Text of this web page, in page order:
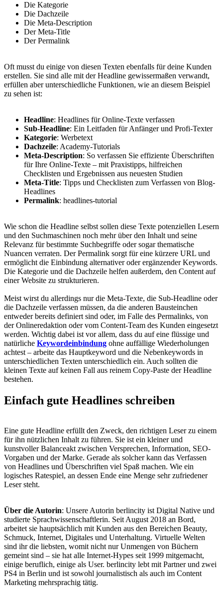
Die Kategorie
Die Dachzeile
Die Meta-Description
Der Meta-Title
Der Permalink
Oft musst du einige von diesen Texten ebenfalls für deine Kunden
erstellen. Sie sind alle mit der Headline gewissermaßen verwandt,
erfüllen aber unterschiedliche Funktionen, wie an diesem Beispiel
zu sehen ist:
Headline: Headlines für Online-Texte verfassen
Sub-Headline: Ein Leitfaden für Anfänger und Profi-Texter
Kategorie: Werbetext
Dachzeile: Academy-Tutorials
Meta-Description: So verfassen Sie effiziente Überschriften
für Ihre Online-Texte – mit Praxistipps, hilfreichen
Checklisten und Ergebnissen aus neuesten Studien
Meta-Title: Tipps und Checklisten zum Verfassen von Blog-
Headlines
Permalink: headlines-tutorial
Wie schon die Headline selbst sollen diese Texte potenziellen Lesern
und den Suchmaschinen noch mehr über den Inhalt und seine
Relevanz für bestimmte Suchbegriffe oder sogar thematische
Nuancen verraten. Der Permalink sorgt für eine kürzere URL und
ermöglicht die Einbindung alternativer oder ergänzender Keywords.
Die Kategorie und die Dachzeile helfen außerdem, den Content auf
einer Website zu strukturieren.
Meist wirst du allerdings nur die Meta-Texte, die Sub-Headline oder
die Dachzeile verfassen müssen, da die anderen Bausteinchen
entweder bereits definiert sind oder, im Falle des Permalinks, von
der Onlineredaktion oder vom Content-Team des Kunden eingesetzt
werden. Wichtig dabei ist vor allem, dass du auf eine flüssige und
natürliche Keywordeinbindung ohne auffällige Wiederholungen
achtest – arbeite das Hauptkeyword und die Nebenkeywords in
unterschiedlichen Texten unterschiedlich ein. Auch sollten die
kleinen Texte auf keinen Fall aus reinem Copy-Paste der Headline
bestehen.
Einfach gute Headlines schreiben
Eine gute Headline erfüllt den Zweck, den richtigen Leser zu einem
für ihn nützlichen Inhalt zu führen. Sie ist ein kleiner und
kunstvoller Balanceakt zwischen Versprechen, Information, SEO-
Vorgaben und der Marke. Gerade als solcher kann das Verfassen
von Headlines und Überschriften viel Spaß machen. Wie ein
logisches Ratespiel, an dessen Ende eine Menge sehr zufriedener
Leser steht.
Über die Autorin: Unsere Autorin berlincity ist Digital Native und
studierte Sprachwissenschaftlerin. Seit August 2018 an Bord,
arbeitet sie hauptsächlich mit Kunden aus den Bereichen Beauty,
Schmuck, Internet, Digitales und Unterhaltung. Virtuelle Welten
sind ihr die liebsten, womit nicht nur Unmengen von Büchern
gemeint sind – sie hat alle Internet-Hypes seit 1999 mitgemacht,
einige beruflich, einige als User. berlincity lebt mit Partner und zwei
PS4 in Berlin und ist sowohl journalistisch als auch im Content
Marketing mehrsprachig tätig.